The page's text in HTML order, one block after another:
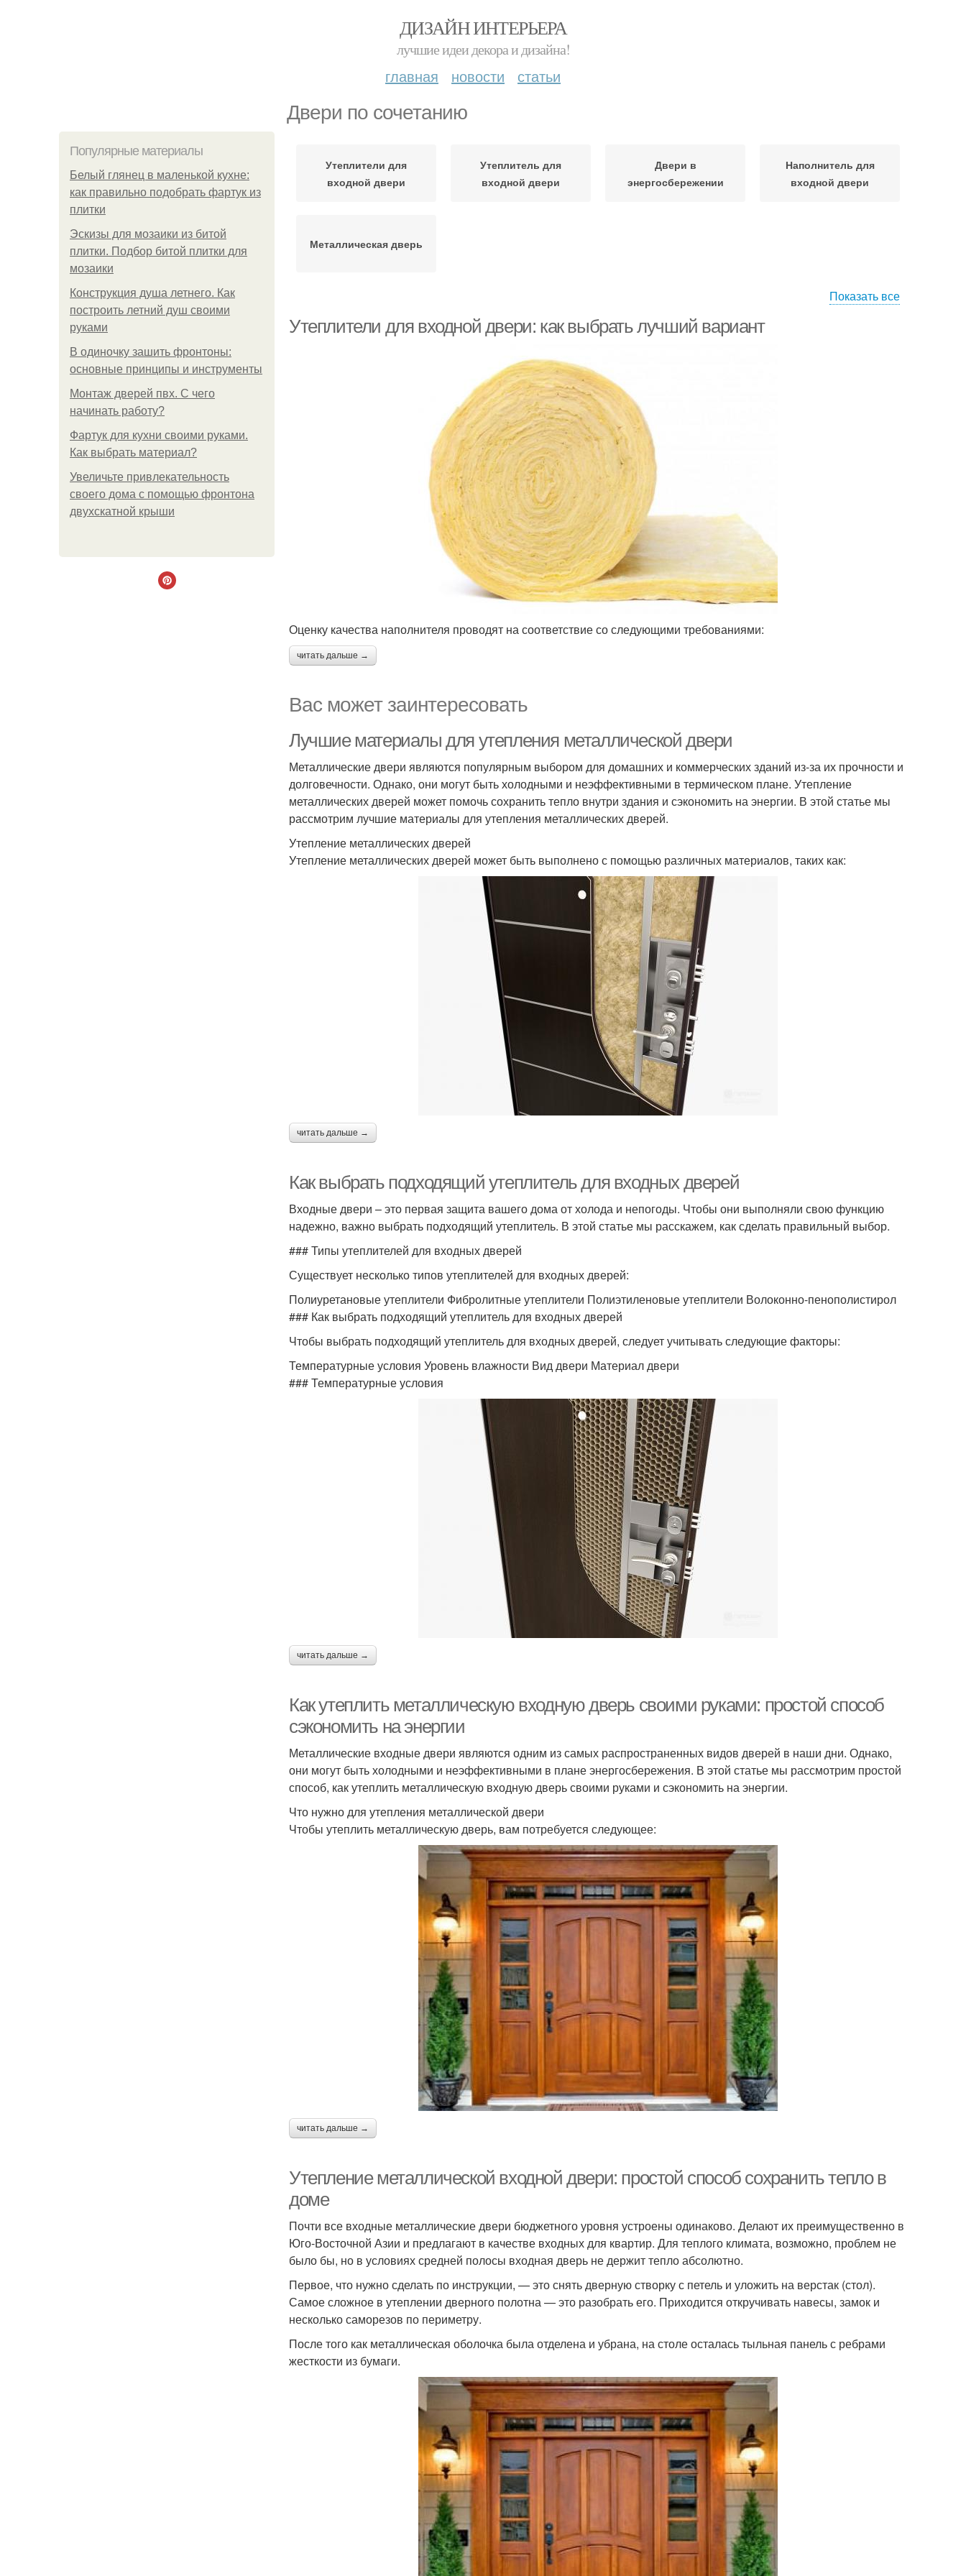
ДИЗАЙН ИНТЕРЬЕРА
лучшие идеи декора и дизайна!
главная новости статьи
Двери по сочетанию
Популярные материалы
Белый глянец в маленькой кухне:
как правильно подобрать фартук из
плитки
Эскизы для мозаики из битой
плитки. Подбор битой плитки для
мозаики
Конструкция душа летнего. Как
построить летний душ своими
руками
В одиночку зашить фронтоны:
основные принципы и инструменты
Монтаж дверей пвх. С чего
начинать работу?
Фартук для кухни своими руками.
Как выбрать материал?
Увеличьте привлекательность
своего дома с помощью фронтона
двухскатной крыши
Утеплители для
входной двери
Утеплитель для
входной двери
Двери в
энергосбережении
Наполнитель для
входной двери
Металлическая дверь
Показать все
Утеплители для входной двери: как выбрать лучший вариант
Оценку качества наполнителя проводят на соответствие со следующими требованиями:
читать дальше →
Вас может заинтересовать
Лучшие материалы для утепления металлической двери
Металлические двери являются популярным выбором для домашних и коммерческих зданий из-за их прочности и
долговечности. Однако, они могут быть холодными и неэффективными в термическом плане. Утепление
металлических дверей может помочь сохранить тепло внутри здания и сэкономить на энергии. В этой статье мы
рассмотрим лучшие материалы для утепления металлических дверей.
Утепление металлических дверей
Утепление металлических дверей может быть выполнено с помощью различных материалов, таких как:
читать дальше →
Как выбрать подходящий утеплитель для входных дверей
Входные двери – это первая защита вашего дома от холода и непогоды. Чтобы они выполняли свою функцию
надежно, важно выбрать подходящий утеплитель. В этой статье мы расскажем, как сделать правильный выбор.
### Типы утеплителей для входных дверей
Существует несколько типов утеплителей для входных дверей:
Полиуретановые утеплители Фибролитные утеплители Полиэтиленовые утеплители Волоконно-пенополистирол
### Как выбрать подходящий утеплитель для входных дверей
Чтобы выбрать подходящий утеплитель для входных дверей, следует учитывать следующие факторы:
Температурные условия Уровень влажности Вид двери Материал двери
### Температурные условия
читать дальше →
Как утеплить металлическую входную дверь своими руками: простой способ
сэкономить на энергии
Металлические входные двери являются одним из самых распространенных видов дверей в наши дни. Однако,
они могут быть холодными и неэффективными в плане энергосбережения. В этой статье мы рассмотрим простой
способ, как утеплить металлическую входную дверь своими руками и сэкономить на энергии.
Что нужно для утепления металлической двери
Чтобы утеплить металлическую дверь, вам потребуется следующее:
читать дальше →
Утепление металлической входной двери: простой способ сохранить тепло в
доме
Почти все входные металлические двери бюджетного уровня устроены одинаково. Делают их преимущественно в
Юго-Восточной Азии и предлагают в качестве входных для квартир. Для теплого климата, возможно, проблем не
было бы, но в условиях средней полосы входная дверь не держит тепло абсолютно.
Первое, что нужно сделать по инструкции, — это снять дверную створку с петель и уложить на верстак (стол).
Самое сложное в утеплении дверного полотна — это разобрать его. Приходится откручивать навесы, замок и
несколько саморезов по периметру.
После того как металлическая оболочка была отделена и убрана, на столе осталась тыльная панель с ребрами
жесткости из бумаги.